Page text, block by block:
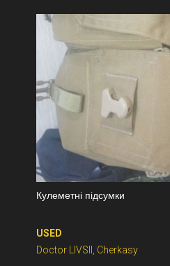
Кулеметні підсумки
USED
Doctor LIVSII, Cherkasy